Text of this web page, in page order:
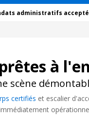
administratifs
à
scène
certifiés et escalier